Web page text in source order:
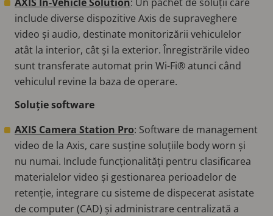
include diverse dispozitive Axis de supraveghere
video și audio, destinate monitorizării vehiculelor
atât la interior, cât și la exterior. Înregistrările video
sunt transferate automat prin Wi-Fi® atunci când
vehiculul revine la baza de operare.
Soluție software
AXIS Camera Station Pro: Software de management
video de la Axis, care susține soluțiile body worn și
nu numai. Include funcționalități pentru clasificarea
materialelor video și gestionarea perioadelor de
retenție, integrare cu sisteme de dispecerat asistate
de computer (CAD) și administrare centralizată a